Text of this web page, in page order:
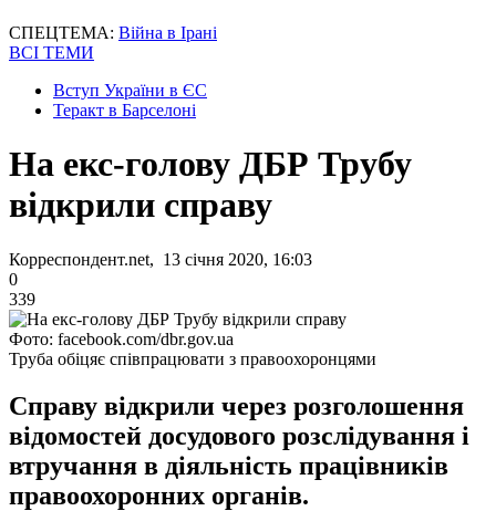
СПЕЦТЕМА: Війна в Ірані
ВСІ ТЕМИ
Вступ України в ЄС
Теракт в Барселоні
На екс-голову ДБР Трубу
відкрили справу
Корреспондент.net, 13 січня 2020, 16:03
0
339
Фото: facebook.com/dbr.gov.ua
Труба обіцяє співпрацювати з правоохоронцями
Справу відкрили через розголошення
відомостей досудового розслідування і
втручання в діяльність працівників
правоохоронних органів.